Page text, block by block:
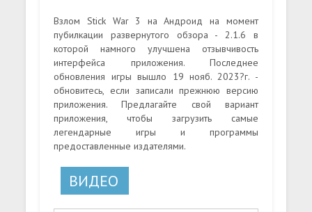
Взлом Stick War 3 на Андроид на момент
пубилкации развернутого обзора - 2.1.6 в
которой намного улучшена отзывчивость
интерфейса приложения. Последнее
обновления игры вышло 19 нояб. 2023?г. -
обновитесь, если записали прежнюю версию
приложения. Предлагайте свой вариант
приложения, чтобы загрузить самые
легендарные игры и программы
предоставленные издателями.
ВИДЕО